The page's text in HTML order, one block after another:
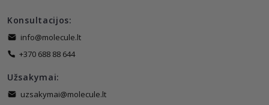
Konsultacijos:
info@molecule.lt
+370 688 88 644
Užsakymai:
uzsakymai@molecule.lt